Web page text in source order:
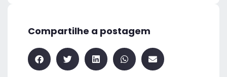
Compartilhe a postagem